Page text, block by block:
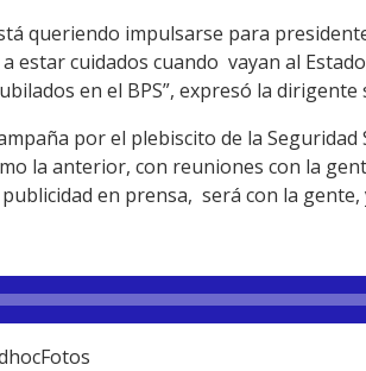
queriendo impulsarse para
estar cuidados cuando vayan al
en el BPS”, expresó la dirigente
por el plebiscito de la Seguridad
la anterior, con reuniones con la
en prensa, será con la gente,